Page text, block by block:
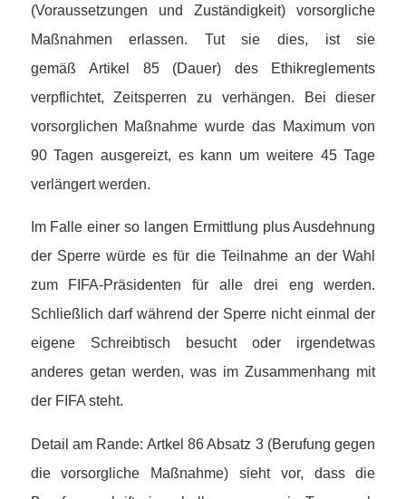
(Voraussetzungen und Zuständigkeit) vorsorgliche
Maßnahmen erlassen. Tut sie dies, ist sie
gemäß Artikel 85 (Dauer) des Ethikreglements
verpflichtet, Zeitsperren zu verhängen. Bei dieser
vorsorglichen Maßnahme wurde das Maximum von
90 Tagen ausgereizt, es kann um weitere 45 Tage
verlängert werden.
Im Falle einer so langen Ermittlung plus Ausdehnung
der Sperre würde es für die Teilnahme an der Wahl
zum FIFA-Präsidenten für alle drei eng werden.
Schließlich darf während der Sperre nicht einmal der
eigene Schreibtisch besucht oder irgendetwas
anderes getan werden, was im Zusammenhang mit
der FIFA steht.
Detail am Rande: Artkel 86 Absatz 3 (Berufung gegen
die vorsorgliche Maßnahme) sieht vor, dass die